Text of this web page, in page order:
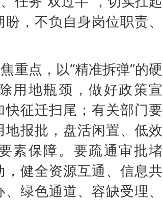
，不负自身岗位职责、
点，以“精准拆弹”的硬
用地瓶颈，做好政策宣
征迁扫尾；有关部门要
报批，盘活闲置、低效
素保障。要疏通审批堵
健全资源互通、信息共
绿色通道、容缺受理、